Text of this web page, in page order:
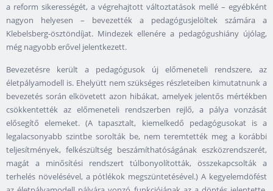
a reform sikerességét, a végrehajtott változtatások mellé – egyébként
nagyon helyesen – bevezették a pedagógusjelöltek számára a
Klebelsberg-ösztöndíjat. Mindezek ellenére a pedagógushiány újólag,
még nagyobb erővel jelentkezett.
Bevezetésre került a pedagógusok új előmeneteli rendszere, az
életpályamodell is. Ehelyütt nem szükséges részleteiben kimutatnunk a
bevezetés során elkövetett azon hibákat, amelyek jelentős mértékben
csökkentették az előmeneteli rendszerben rejlő, a pálya vonzását
elősegítő elemeket. (A tapasztalt, kiemelkedő pedagógusokat is a
legalacsonyabb szintbe sorolták be, nem teremtették meg a korábbi
teljesítmények, felkészültség beszámíthatóságának eszközrendszerét,
magát a minősítési rendszert túlbonyolították, összekapcsolták a
terhelés növelésével, a pótlékok megszüntetésével.) A kegyelemdöfést